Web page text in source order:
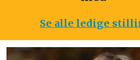
Se alle ledige